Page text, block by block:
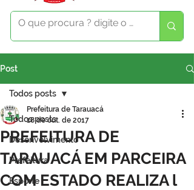
Post
Todos posts
Desenvolvimento
Prefeitura
Esporte
Todos posts
PREFEITURA DE
TARAUACÁ EM PARCEIRA
COM ESTADO REALIZA l
Prefeitura de Tarauacá
18 de out. de 2017